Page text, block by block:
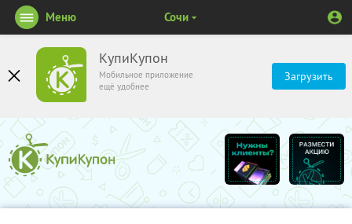
КупиКупон
Мобильное приложение
ещё удобнее
Загрузить
Меню Сочи